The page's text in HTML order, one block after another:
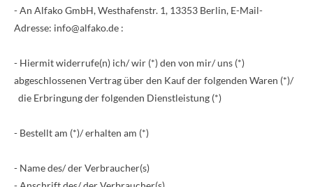
- An Alfako GmbH, Westhafenstr. 1, 13353 Berlin, E-Mail-
Adresse: info@alfako.de :
- Hiermit widerrufe(n) ich/ wir (*) den von mir/ uns (*)
abgeschlossenen Vertrag über den Kauf der folgenden Waren (*)/
die Erbringung der folgenden Dienstleistung (*)
- Bestellt am (*)/ erhalten am (*)
- Name des/ der Verbraucher(s)